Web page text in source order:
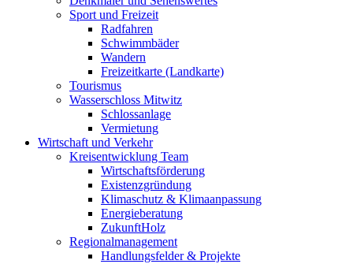
Sport und Freizeit
Radfahren
Schwimmbäder
Wandern
Freizeitkarte (Landkarte)
Tourismus
Wasserschloss Mitwitz
Schlossanlage
Vermietung
Wirtschaft und Verkehr
Kreisentwicklung Team
Wirtschaftsförderung
Existenzgründung
Klimaschutz & Klimaanpassung
Energieberatung
ZukunftHolz
Regionalmanagement
Handlungsfelder & Projekte